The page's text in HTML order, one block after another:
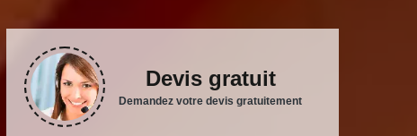
Devis gratuit
Demandez votre devis gratuitement